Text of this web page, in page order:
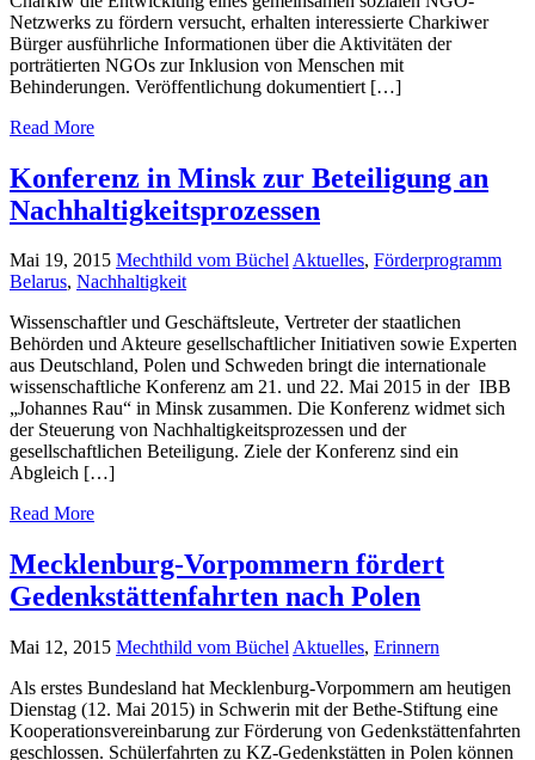
Netzwerks zu fördern versucht, erhalten interessierte Charkiwer
Bürger ausführliche Informationen über die Aktivitäten der
porträtierten NGOs zur Inklusion von Menschen mit
Behinderungen. Veröffentlichung dokumentiert […]
Read More
Konferenz in Minsk zur Beteiligung an
Nachhaltigkeitsprozessen
Mai 19, 2015 Mechthild vom BüchelAktuelles, Förderprogramm
Belarus, Nachhaltigkeit
Wissenschaftler und Geschäftsleute, Vertreter der staatlichen
Behörden und Akteure gesellschaftlicher Initiativen sowie Experten
aus Deutschland, Polen und Schweden bringt die internationale
wissenschaftliche Konferenz am 21. und 22. Mai 2015 in der IBB
„Johannes Rau“ in Minsk zusammen. Die Konferenz widmet sich
der Steuerung von Nachhaltigkeitsprozessen und der
gesellschaftlichen Beteiligung. Ziele der Konferenz sind ein
Abgleich […]
Read More
Mecklenburg-Vorpommern fördert
Gedenkstättenfahrten nach Polen
Mai 12, 2015 Mechthild vom Büchel Aktuelles, Erinnern
Als erstes Bundesland hat Mecklenburg-Vorpommern am heutigen
Dienstag (12. Mai 2015) in Schwerin mit der Bethe-Stiftung eine
Kooperationsvereinbarung zur Förderung von Gedenkstättenfahrten
geschlossen. Schülerfahrten zu KZ-Gedenkstätten in Polen können